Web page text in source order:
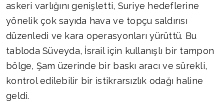
askeri varlığını genişletti, Suriye hedeflerine
yönelik çok sayıda hava ve topçu saldırısı
düzenledi ve kara operasyonları yürüttü. Bu
tabloda Süveyda, İsrail için kullanışlı bir tampon
bölge, Şam üzerinde bir baskı aracı ve sürekli,
kontrol edilebilir bir istikrarsızlık odağı haline
geldi.